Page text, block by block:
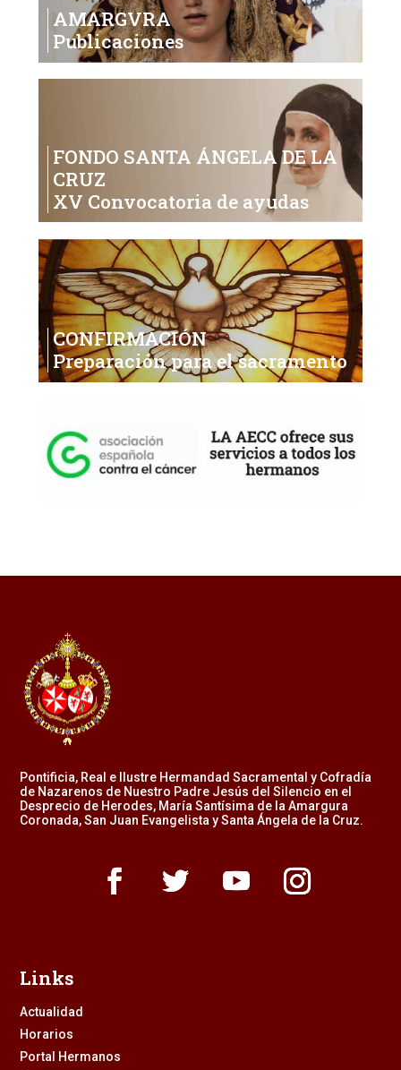
AMARGVRA
Publicaciones
FONDO SANTA ÁNGELA DE LA
CRUZ
XV Convocatoria de ayudas
CONFIRMACIÓN
Preparación para el sacramento
Pontificia, Real e Ilustre Hermandad Sacramental y Cofradía
de Nazarenos de Nuestro Padre Jesús del Silencio en el
Desprecio de Herodes, María Santísima de la Amargura
Coronada, San Juan Evangelista y Santa Ángela de la Cruz.
Links
Actualidad
Horarios
Portal Hermanos